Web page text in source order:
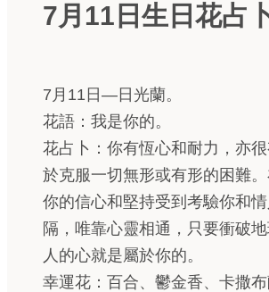
7月11日生日花占
7月11日—日光蘭。
花語：我是你的。
花占卜：你有恆心和耐力，亦
於克服一切無形或有形的困難。
你的信心和堅持受到考驗你和
隔，唯靠心靈相通，只要衝破
人的心就是屬於你的。
幸運花：百合、鬱金香、卡撒布